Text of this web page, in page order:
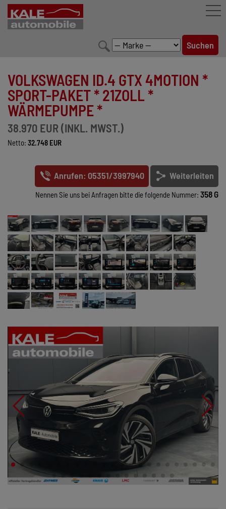
LEISTUNGEN
KONFIGURATOR
MARKENWELT
KONTAKT
VOLKSWAGEN ID.4 GTX 4MOTION *
SPORT-PAKET * 21ZOLL *
WÄRMEPUMPE *
38.970 EUR (INKL. MWST.)
Netto: 32.748 EUR
Anrufen: 05351/3997940 Weiterleiten
Nennen Sie uns bei Anfragen bitte die folgende Nummer: 358 G